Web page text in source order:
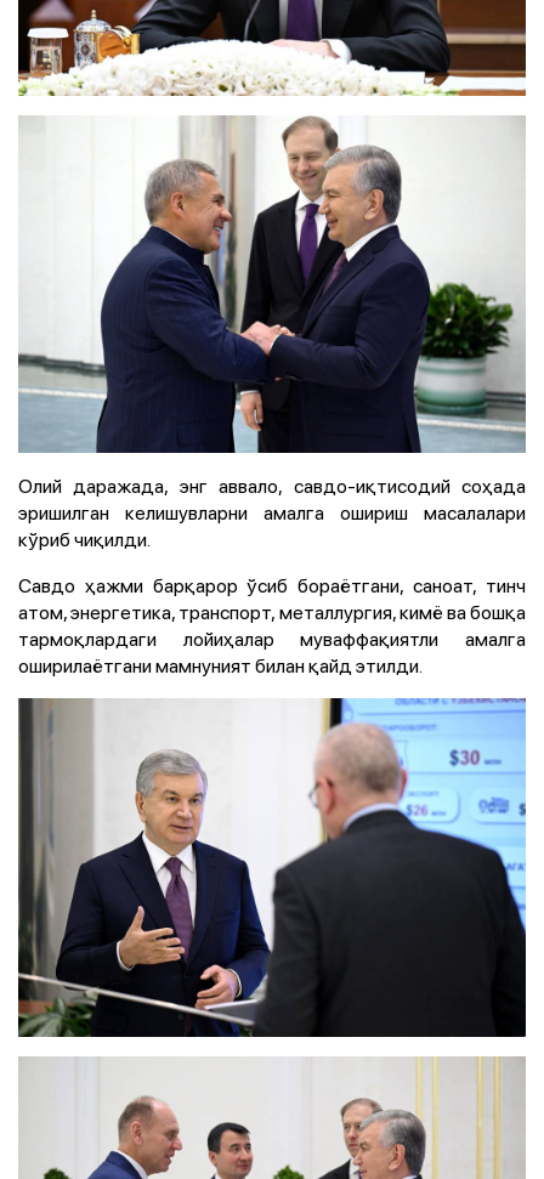
Олий даражада, энг аввало, савдо-иқтисодий соҳада
эришилган келишувларни амалга ошириш масалалари
кўриб чиқилди.
Савдо ҳажми барқарор ўсиб бораётгани, саноат, тинч
атом, энергетика, транспорт, металлургия, кимё ва бошқа
тармоқлардаги лойиҳалар муваффақиятли амалга
оширилаётгани мамнуният билан қайд этилди.